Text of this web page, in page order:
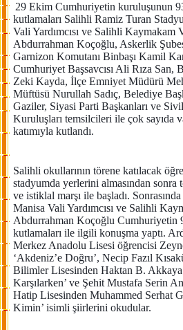
29 Ekim Cumhuriyetin kuruluşunun
kutlamaları Salihli Ramiz Turan
Vali Yardımcısı ve Salihli Kaymakam
Abdurrahman Koçoğlu, Askerlik
Garnizon Komutanı Binbaşı Kamil
Cumhuriyet Başsavcısı Ali Rıza San,
Zeki Kayda, İlçe Emniyet Müdürü
Müftüsü Nurullah Sadıç, Belediye
Gaziler, Siyasi Parti Başkanları ve
Kuruluşları temsilcileri ile çok sayıda
katımıyla kutlandı.
Salihli okullarının törene katılacak
stadyumda yerlerini almasından sonra
ve istiklal marşı ile başladı.
Manisa Vali Yardımcısı ve Salihli
Abdurrahman Koçoğlu Cumhuriyetin
kutlamaları ile ilgili konuşma yaptı.
Merkez Anadolu Lisesi öğrencisi
‘Akdeniz’e Doğru’, Necip Fazıl
Bilimler Lisesinden Haktan B. Akkaya
Karşılarken’ ve Şehit Mustafa Serin
Hatip Lisesinden Muhammed Serhat
Kimin’ isimli şiirlerini okudular.